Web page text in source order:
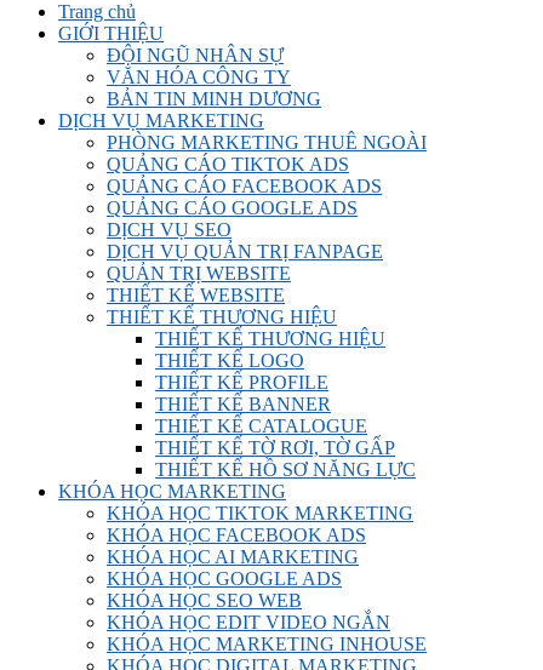
Trang chủ
GIỚI THIỆU
ĐỘI NGŨ NHÂN SỰ
VĂN HÓA CÔNG TY
BẢN TIN MINH DƯƠNG
DỊCH VỤ MARKETING
PHÒNG MARKETING THUÊ NGOÀI
QUẢNG CÁO TIKTOK ADS
QUẢNG CÁO FACEBOOK ADS
QUẢNG CÁO GOOGLE ADS
DỊCH VỤ SEO
DỊCH VỤ QUẢN TRỊ FANPAGE
QUẢN TRỊ WEBSITE
THIẾT KẾ WEBSITE
THIẾT KẾ THƯƠNG HIỆU
THIẾT KẾ THƯƠNG HIỆU
THIẾT KẾ LOGO
THIẾT KẾ PROFILE
THIẾT KẾ BANNER
THIẾT KẾ CATALOGUE
THIẾT KẾ TỜ RƠI, TỜ GẤP
THIẾT KẾ HỒ SƠ NĂNG LỰC
KHÓA HỌC MARKETING
KHÓA HỌC TIKTOK MARKETING
KHÓA HỌC FACEBOOK ADS
KHÓA HỌC AI MARKETING
KHÓA HỌC GOOGLE ADS
KHÓA HỌC SEO WEB
KHÓA HỌC EDIT VIDEO NGẮN
KHÓA HỌC MARKETING INHOUSE
KHÓA HỌC DIGITAL MARKETING